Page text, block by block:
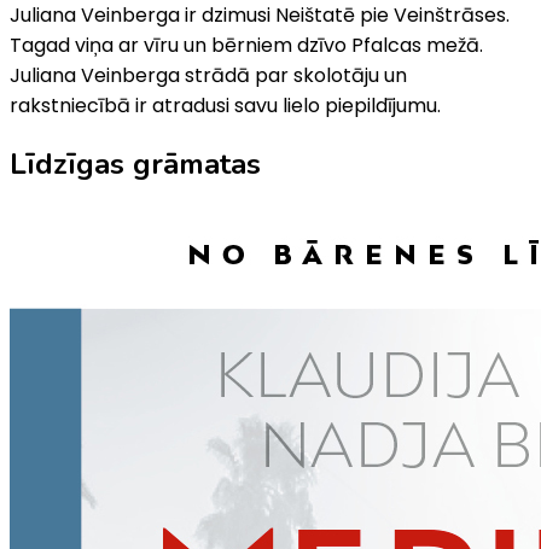
Juliana Veinberga ir dzimusi Neištatē pie Veinštrāses.
Tagad viņa ar vīru un bērniem dzīvo Pfalcas mežā.
Juliana Veinberga strādā par skolotāju un
rakstniecībā ir atradusi savu lielo piepildījumu.
Līdzīgas grāmatas